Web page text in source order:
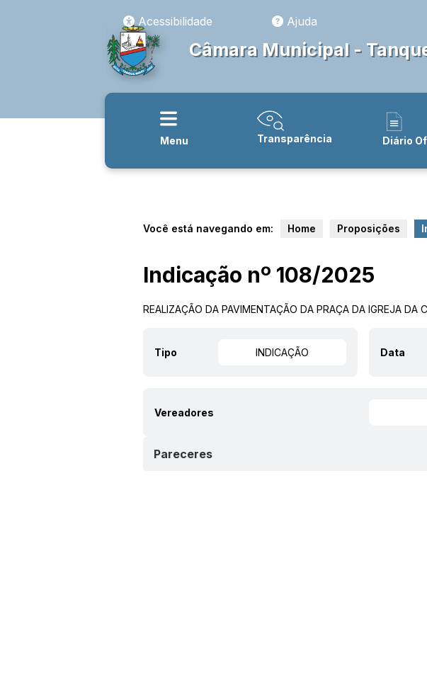
Acessibilidade Ajuda
Câmara Municipal -
Menu Transparência Diário
Você está navegando em: Home Proposições
Indicação nº 108/2025
REALIZAÇÃO DA PAVIMENTAÇÃO DA PRAÇA DA IGREJA DA
Tipo INDICAÇÃO Data
Vereadores
Pareceres